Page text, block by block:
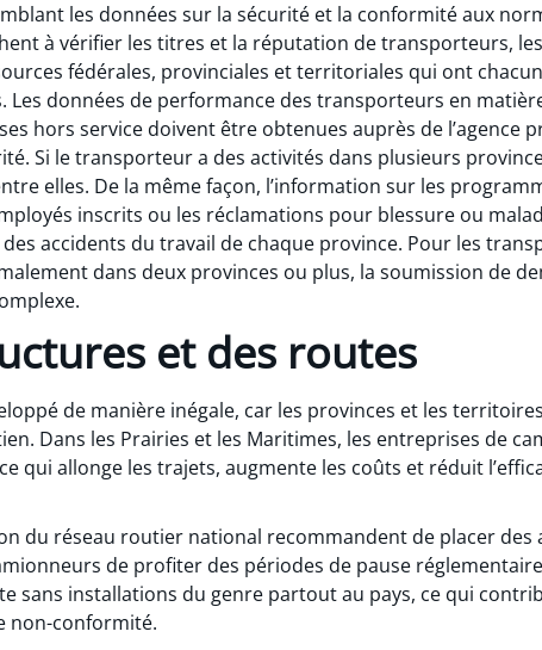
les données sur la sécurité et la conformité aux
à vérifier les titres et la réputation de transporteurs,
fédérales, provinciales et territoriales qui ont
Les données de performance des transporteurs en
hors service doivent être obtenues auprès de l’agence
Si le transporteur a des activités dans plusieurs
elles. De la même façon, l’information sur les
inscrits ou les réclamations pour blessure ou
accidents du travail de chaque province. Pour les
dans deux provinces ou plus, la soumission de
et des routes
de manière inégale, car les provinces et les
Dans les Prairies et les Maritimes, les entreprises de
qui allonge les trajets, augmente les coûts et réduit
du réseau routier national recommandent de placer des
de profiter des périodes de pause
sans installations du genre partout au pays, ce qui
non-conformité.